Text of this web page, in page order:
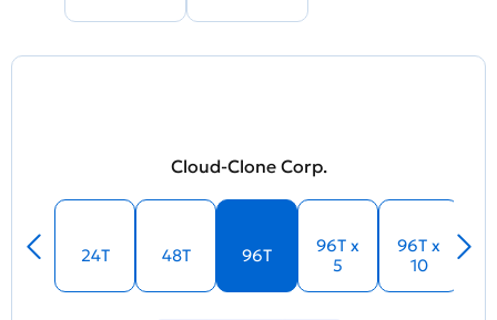
Cloud-Clone Corp.
24T 48T 96T
96T x
5
96T x
10